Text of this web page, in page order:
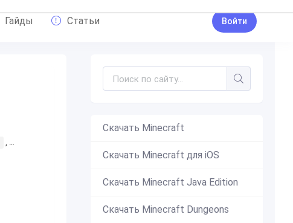
Гайды Статьи Войти
, Светодиод (Лед)
Скачать Minecraft
Скачать Minecraft для iOS
Скачать Minecraft Java Edition
Скачать Minecraft Dungeons